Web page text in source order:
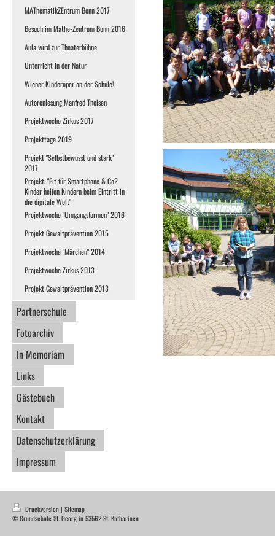
MAThematikZEntrum Bonn 2017
Besuch im Mathe-Zentrum Bonn 2016
Aula wird zur Theaterbühne
Unterricht in der Natur
Wiener Kinderoper an der Schule!
Autorenlesung Manfred Theisen
Projektwoche Zirkus 2017
Projekttage 2019
Projekt "Selbstbewusst und stark"
2017
Projekt: "Fit für Smartphone & Co?
Kinder helfen Kindern beim Eintritt in
die digitale Welt"
Projektwoche "Umgangsformen" 2016
Projekt Gewaltprävention 2015
Projektwoche "Märchen" 2014
Projektwoche Zirkus 2013
Projekt Gewaltprävention 2013
Partnerschule
Fotoarchiv
In Memoriam
Links
Gästebuch
Kontakt
Datenschutzerklärung
Impressum
Druckversion| Sitemap
© Grundschule St. Georg in 53562 St. Katharinen